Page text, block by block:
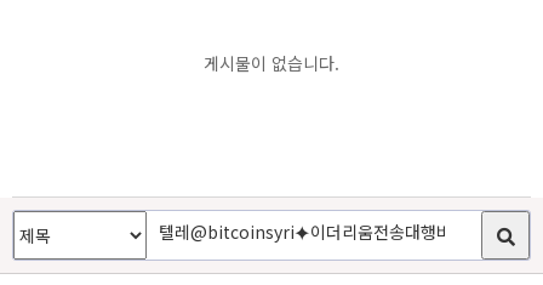
게시물이 없습니다.